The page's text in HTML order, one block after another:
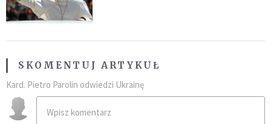
SKOMENTUJ ARTYKUŁ
Kard. Pietro Parolin odwiedzi Ukrainę